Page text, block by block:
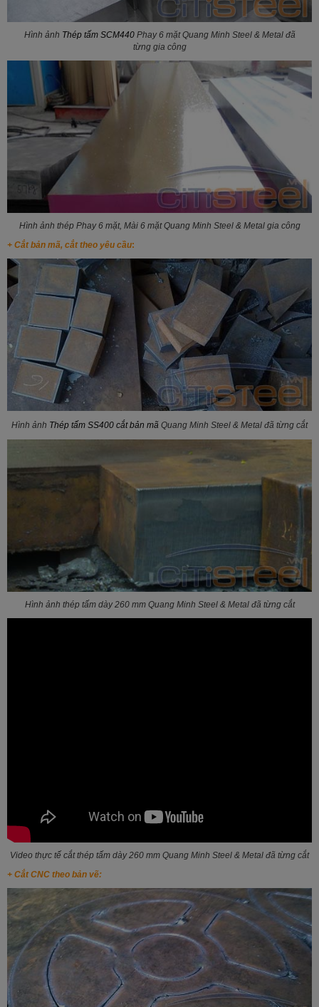
Hình ảnh Thép tấm SCM440Phay 6 mặt Quang Minh Steel & Metal đã
từng gia công
Hình ảnh thép Phay 6 mặt, Mài 6 mặt Quang Minh Steel & Metal gia công
+ Cắt bản mã, cắt theo yêu cầu:
Hình ảnh Thép tấm SS400 cắt bản mã Quang Minh Steel & Metal đã từng cắt
Hình ảnh thép tấm dày 260 mm Quang Minh Steel & Metal đã từng cắt
Video thực tế cắt thép tấm dày 260 mm Quang Minh Steel & Metal đã từng cắt
+ Cắt CNC theo bản vẽ: